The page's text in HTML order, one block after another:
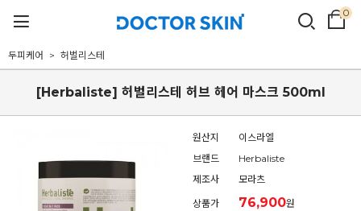
0
두피케어 허벌리스테
[Herbaliste] 허벌리스테 허브 헤어 마스크 500ml
원산지
이스라엘
브랜드
Herbaliste
제조사
모라츠
상품가
76,900원